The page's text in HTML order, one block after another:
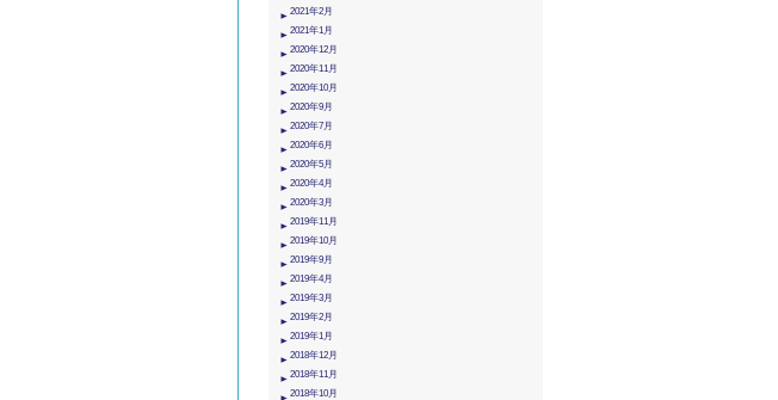
2021年2月
2021年1月
2020年12月
2020年11月
2020年10月
2020年9月
2020年7月
2020年6月
2020年5月
2020年4月
2020年3月
2019年11月
2019年10月
2019年9月
2019年4月
2019年3月
2019年2月
2019年1月
2018年12月
2018年11月
2018年10月